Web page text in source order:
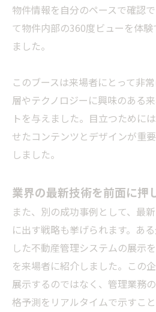
物件情報を自分のペースで確認
て物件内部の360度ビューを体
ました。
このブースは来場者にとって非
層やテクノロジーに興味のある
トを与えました。目立つために
せたコンテンツとデザインが重
しました。
業界の最新技術を前面に押
また、別の成功事例として、最
に出す戦略も挙げられます。あ
した不動産管理システムの展示
を来場者に紹介しました。この
展示するのではなく、管理業務
格予測をリアルタイムで示すこ